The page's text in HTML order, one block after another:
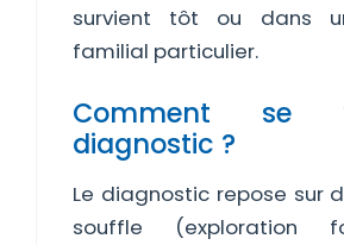
survient tôt ou dans
familial particulier.
Comment
diagnostic ?
Le diagnostic repose sur
souffle (exploration